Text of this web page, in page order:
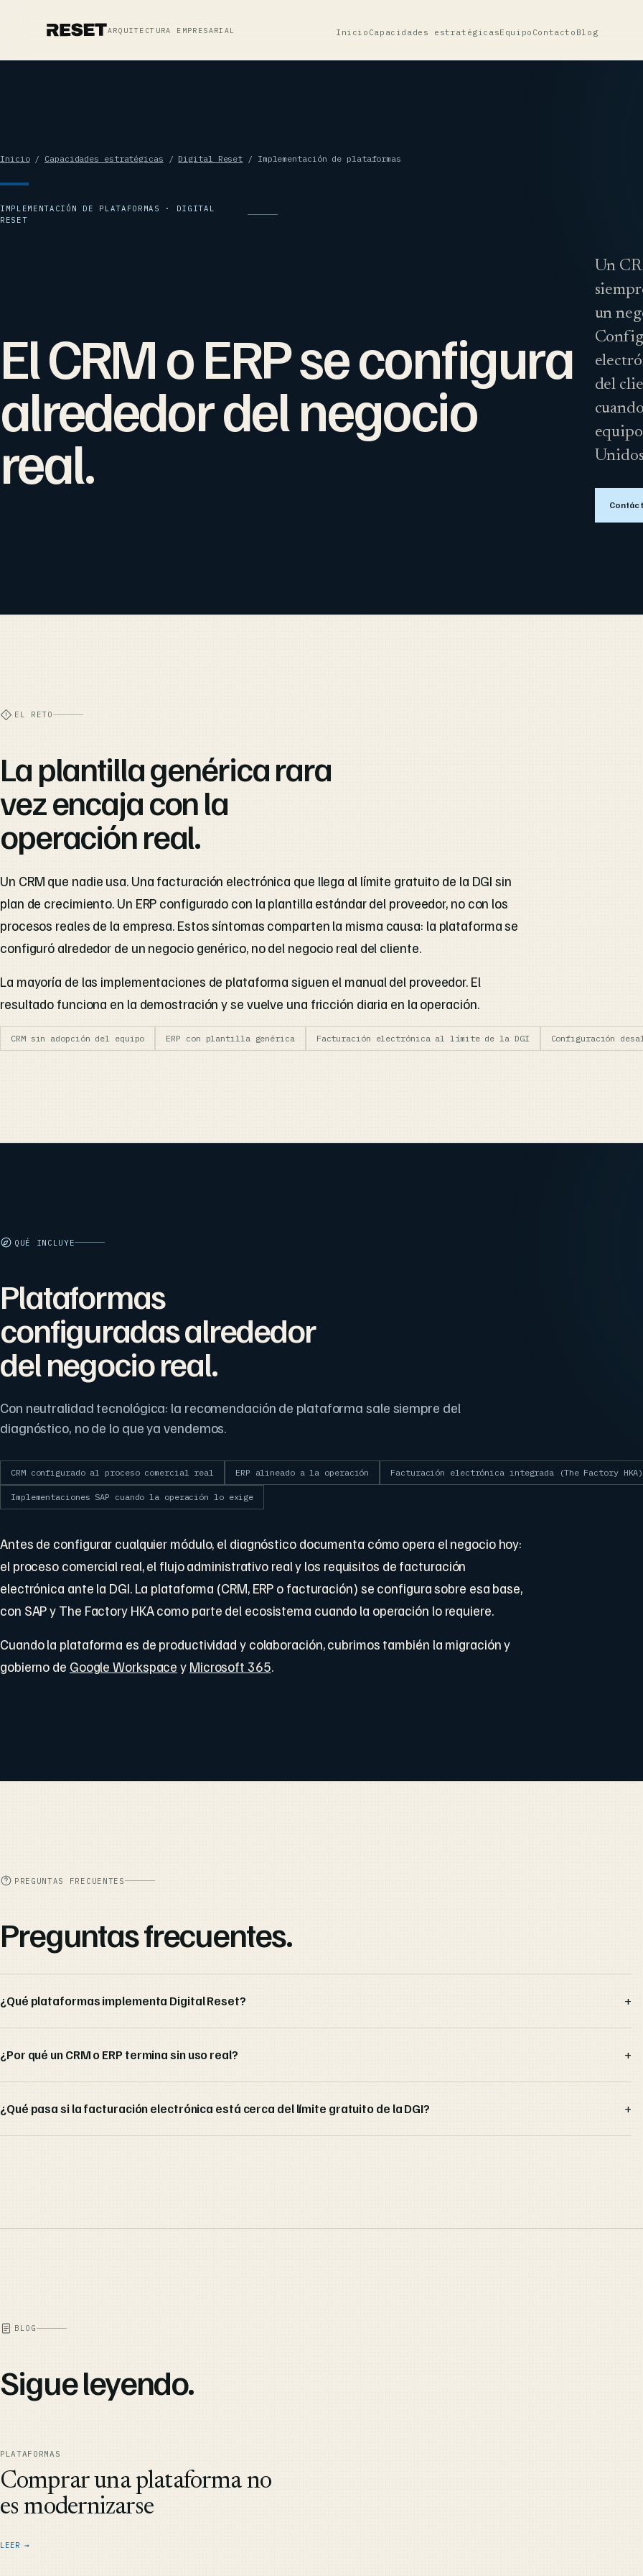
ARQUITECTURA EMPRESARIAL Inicio Capacidades estratégicasEquipo Contacto Blog
Inicio/ Capacidades estratégicas / Digital Reset / Implementación de plataformas
IMPLEMENTACIÓN DE PLATAFORMAS · DIGITAL
RESET
El CRM o ERP se configura
alrededor del negocio
real.
Un
un
del
EL RETO
La plantilla genérica rara
vez encaja con la
operación real.
Un CRM que nadie usa. Una facturación electrónica que llega al límite gratuito de la DGI sin
plan de crecimiento. Un ERP configurado con la plantilla estándar del proveedor, no con los
procesos reales de la empresa. Estos síntomas comparten la misma causa: la plataforma se
configuró alrededor de un negocio genérico, no del negocio real del cliente.
La mayoría de las implementaciones de plataforma siguen el manual del proveedor. El
resultado funciona en la demostración y se vuelve una fricción diaria en la operación.
CRM sin adopción del equipo ERP con plantilla genérica Facturación electrónica al límite de la DGI Configuración
QUÉ INCLUYE
Plataformas
configuradas alrededor
del negocio real.
Con neutralidad tecnológica: la recomendación de plataforma sale siempre del
diagnóstico, no de lo que ya vendemos.
CRM configurado al proceso comercial real ERP alineado a la operación Facturación electrónica integrada (The Factory HKA)
Implementaciones SAP cuando la operación lo exige
Antes de configurar cualquier módulo, el diagnóstico documenta cómo opera el negocio hoy:
el proceso comercial real, el flujo administrativo real y los requisitos de facturación
electrónica ante la DGI. La plataforma (CRM, ERP o facturación) se configura sobre esa base,
con SAP y The Factory HKA como parte del ecosistema cuando la operación lo requiere.
Cuando la plataforma es de productividad y colaboración, cubrimos también la migración y
gobierno de Google Workspace y Microsoft 365.
PREGUNTAS FRECUENTES
Preguntas frecuentes.
¿Qué plataformas implementa Digital Reset?
¿Por qué un CRM o ERP termina sin uso real?
¿Qué pasa si la facturación electrónica está cerca del límite gratuito de la DGI?
BLOG
Sigue leyendo.
PLATAFORMAS
Comprar una plataforma no
es modernizarse
LEER →